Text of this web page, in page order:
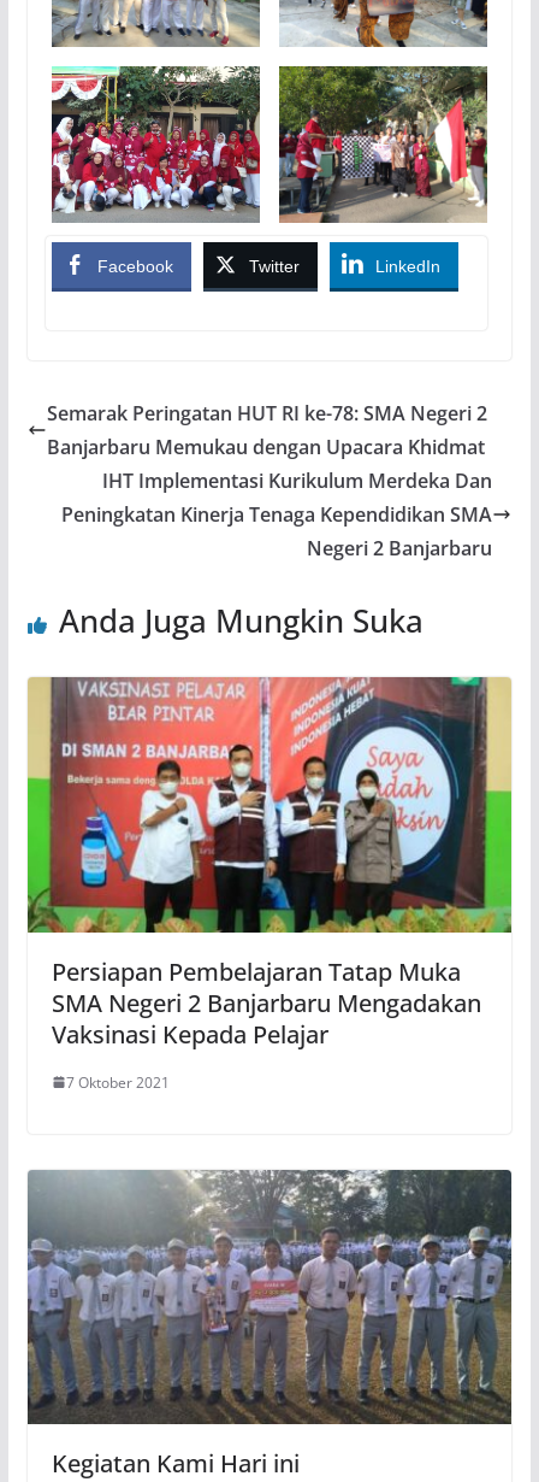
Facebook Twitter LinkedIn
Semarak Peringatan HUT RI ke-78: SMA Negeri 2
Banjarbaru Memukau dengan Upacara Khidmat
IHT Implementasi Kurikulum Merdeka Dan
Peningkatan Kinerja Tenaga Kependidikan SMA
Negeri 2 Banjarbaru
Anda Juga Mungkin Suka
Persiapan Pembelajaran Tatap Muka
SMA Negeri 2 Banjarbaru Mengadakan
Vaksinasi Kepada Pelajar
7 Oktober 2021
Kegiatan Kami Hari ini